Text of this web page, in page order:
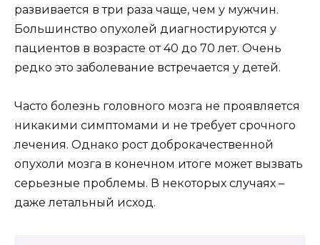
развивается в три раза чаще, чем у мужчин.
Большинство опухолей диагностируются у
пациентов в возрасте от 40 до 70 лет. Очень
редко это заболевание встречается у детей.
Часто болезнь головного мозга не проявляется
никакими симптомами и не требует срочного
лечения. Однако рост доброкачественной
опухоли мозга в конечном итоге может вызвать
серьезные проблемы. В некоторых случаях –
даже летальный исход.